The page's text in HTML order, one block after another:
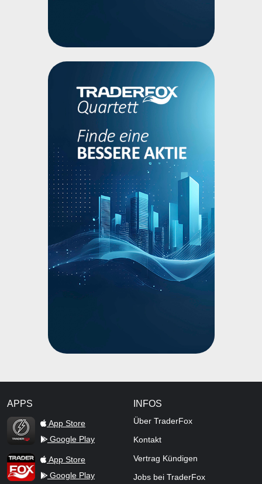
APPS
TraderFox Flash
App Store
Google Play
TraderFox AppApp Store
Google Play
INFOS
Über TraderFox
Kontakt
Vertrag Kündigen
Jobs bei TraderFox